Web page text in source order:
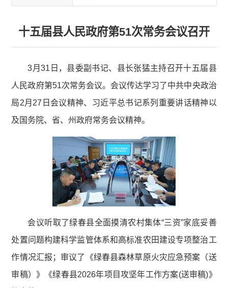
十五届县人民政府第51次常务会议召开
3月31日，县委副书记、县长张猛主持召开十五届县
人民政府第51次常务会议。会议传达学习了中共中央政治
局2月27日会议精神、习近平总书记系列重要讲话精神以
及国务院、省、州政府常务会议精神。
会议听取了绿春县全面摸清农村集体“三资”家底妥善
处置问题构建科学监管体系和高标准农田建设专项整治工
作情况汇报；审议了《绿春县森林草原火灾应急预案（送
审稿）》《绿春县2026年项目攻坚年工作方案(送审稿)》